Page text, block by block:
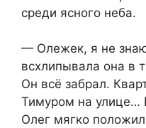
среди ясного неба.
— Олежек, я не
всхлипывала она в
Он всё забрал.
Тимуром на улице…
Олег мягко